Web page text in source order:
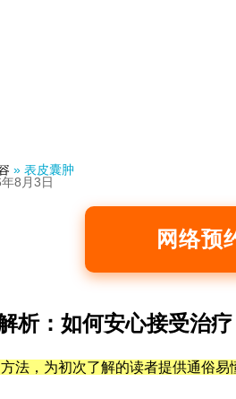
» 表皮囊肿
8月3日
网络预
析：如何安心接受治疗
法，为初次了解的读者提供通俗易